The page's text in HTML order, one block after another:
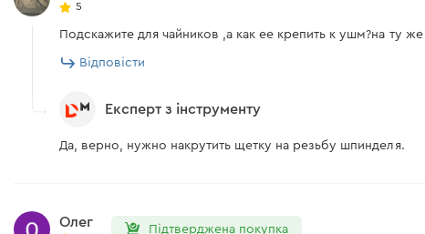
5
Подскажите для чайников ,а как ее крепить к ушм?на ту
Відповісти
Експерт з інструменту
Да, верно, нужно накрутить щетку на резьбу шпинделя.
Олег Підтверджена покупка